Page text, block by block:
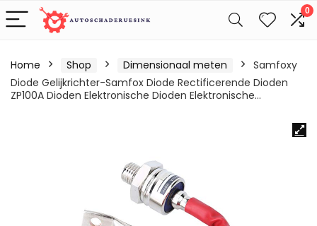
0
Home Shop Dimensionaal meten
Samfoxy
Diode Gelijkrichter-Samfox Diode Rectificerende Dioden
ZP100A Dioden Elektronische Dioden Elektronische…